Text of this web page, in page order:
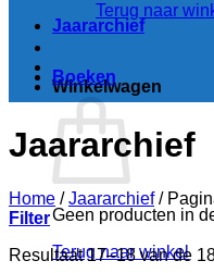
Terug naar
Winkelwagen
Geen producten in
Terug naar winkel
Jaararchief
Boeken
Jaararchief
Home / Jaararchief /
Filter
Resultaat 17–18 van de